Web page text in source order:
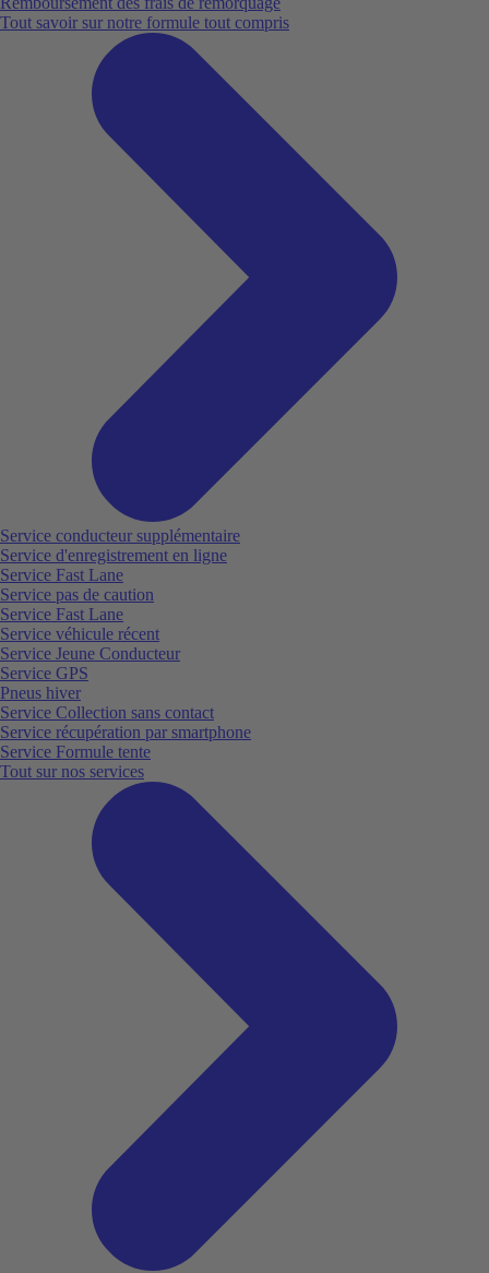
Tout savoir sur notre formule tout compris
Service conducteur supplémentaire
Service d'enregistrement en ligne
Service Fast Lane
Service pas de caution
Service Fast Lane
Service véhicule récent
Service Jeune Conducteur
Service GPS
Pneus hiver
Service Collection sans contact
Service récupération par smartphone
Service Formule tente
Tout sur nos services